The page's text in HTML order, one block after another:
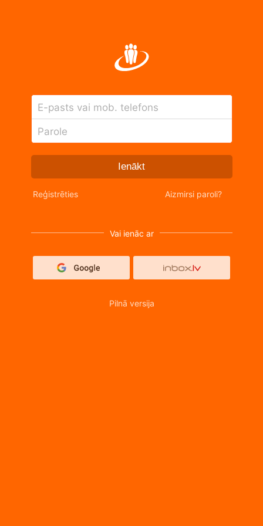
E-pasts vai mob. telefons
Parole
Ienākt
Reģistrēties Aizmirsi paroli?
Vai ienāc ar
Pilnā versija